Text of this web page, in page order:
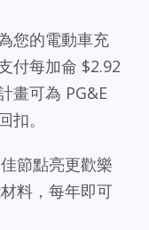
您的電動車充
付每加侖 $2.92
畫可為 PG&E
。
佳節點亮更歡樂
料，每年即可